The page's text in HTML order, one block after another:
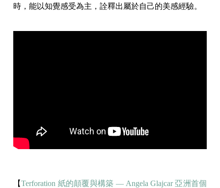
時，能以知覺感受為主，詮釋出屬於自己的美感經驗。
【Terforation 紙的顛覆與構築 — Angela Glajcar 亞洲首個